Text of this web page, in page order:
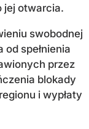
jej otwarcia.
swobodnej
spełnienia
przez
blokady
i wypłaty